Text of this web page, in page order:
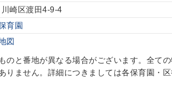
崎区渡田4-9-4
育園
図
のと番地が異なる場合がございます。全て
りません。詳細につきましては各保育園・